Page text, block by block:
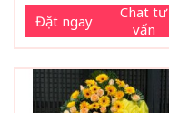
Đặt ngay
Chat tư
vấn